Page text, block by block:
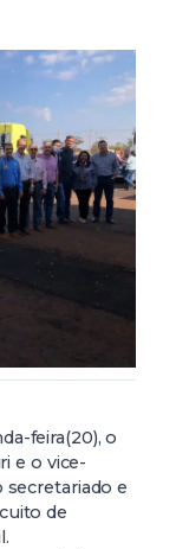
feira(20), o
e o vice-
e
de